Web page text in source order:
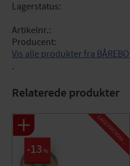
Lagerstatus
Artikelnr.
Producent
Vis alle produkter fra BÅREBO
.
Relaterede produkter
13 %
L
A
G
E
R
R
E
N
S
N
I
N
G